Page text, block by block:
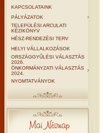
KAPCSOLATAINK
PÁLYÁZATOK
TELEPÜLÉSI ARCULATI
KÉZIKÖNYV
HÉSZ-RENDEZÉSI TERV
HELYI VÁLLALKOZÁSOK
ORSZÁGGYŰLÉSI VÁLASZTÁS
2026.
ÖNKORMÁNYZATI VÁLASZTÁS
2024.
NYOMTATVÁNYOK